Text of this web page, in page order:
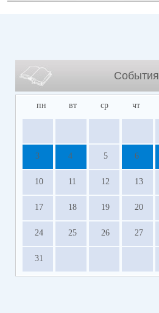
События
пн вт ср чт
3 4 5 6
10 11 12 13
17 18 19 20
24 25 26 27
31